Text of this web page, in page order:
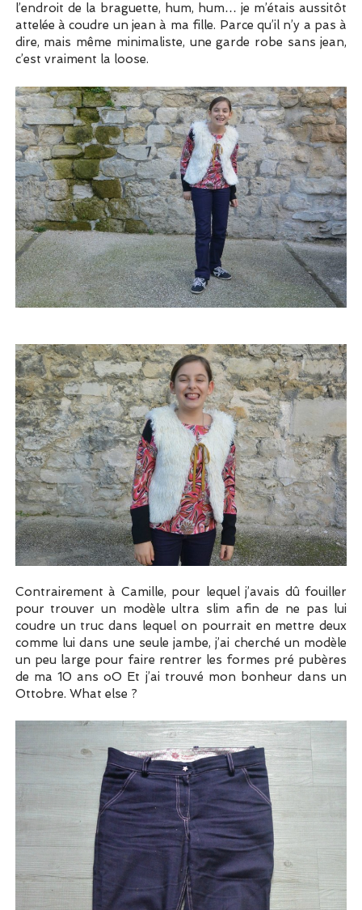
l’endroit de la braguette, hum, hum… je m’étais aussitôt
attelée à coudre un jean à ma fille. Parce qu’il n’y a pas à
dire, mais même minimaliste, une garde robe sans jean,
c’est vraiment la loose.
Contrairement à Camille, pour lequel j’avais dû fouiller
pour trouver un modèle ultra slim afin de ne pas lui
coudre un truc dans lequel on pourrait en mettre deux
comme lui dans une seule jambe, j’ai cherché un modèle
un peu large pour faire rentrer les formes pré pubères
de ma 10 ans oO Et j’ai trouvé mon bonheur dans un
Ottobre. What else ?